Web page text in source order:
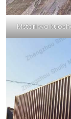
Mstari wa